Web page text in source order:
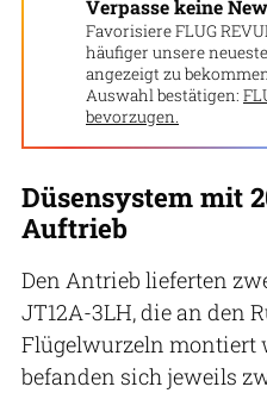
Verpasse keine
Favorisiere FLUG
häufiger unsere
angezeigt zu
Auswahl bestätigen:
bevorzugen.
Düsensystem mit
Auftrieb
Den Antrieb lieferten
JT12A-3LH, die an den
Flügelwurzeln montiert
befanden sich jeweils